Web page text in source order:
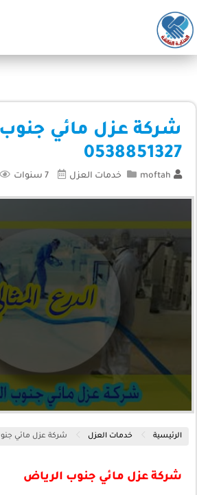
شركة عزل مائي
0538851327
moftah خدمات العزل
الرئيسية خدمات العزل شركة عزل مائي جنوب
شركة عزل مائي جنوب الرياض